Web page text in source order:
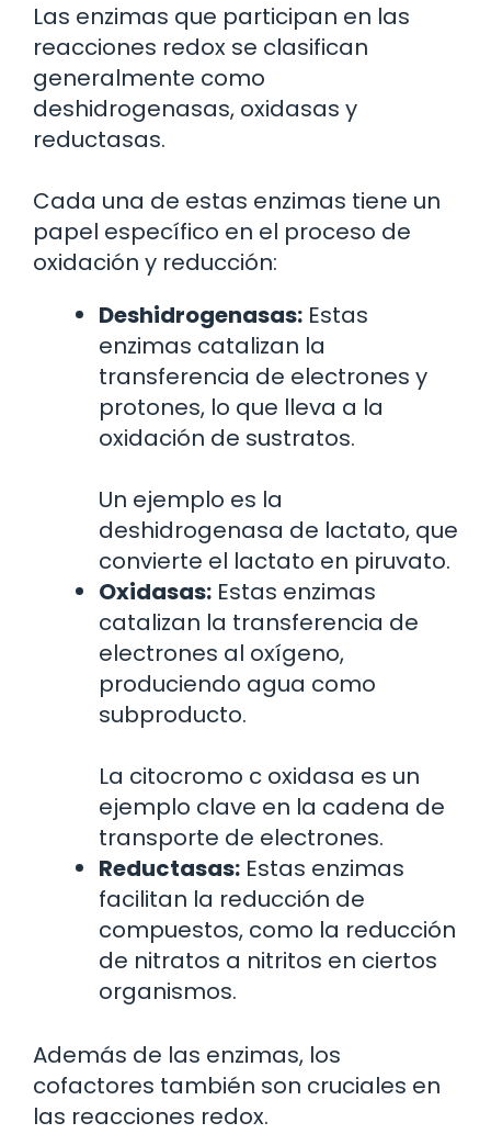
Las enzimas que participan en las
reacciones redox se clasifican
generalmente como
deshidrogenasas, oxidasas y
reductasas.
Cada una de estas enzimas tiene un
papel específico en el proceso de
oxidación y reducción:
Deshidrogenasas: Estas
enzimas catalizan la
transferencia de electrones y
protones, lo que lleva a la
oxidación de sustratos.
Un ejemplo es la
deshidrogenasa de lactato, que
convierte el lactato en piruvato.
Oxidasas: Estas enzimas
catalizan la transferencia de
electrones al oxígeno,
produciendo agua como
subproducto.
La citocromo c oxidasa es un
ejemplo clave en la cadena de
transporte de electrones.
Reductasas: Estas enzimas
facilitan la reducción de
compuestos, como la reducción
de nitratos a nitritos en ciertos
organismos.
Además de las enzimas, los
cofactores también son cruciales en
las reacciones redox.